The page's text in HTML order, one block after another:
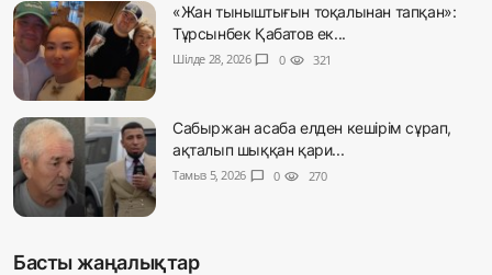
«Жан тыныштығын тоқалынан тапқан»:
Тұрсынбек Қабатов ек...
Шілде 28, 2026 chat_bubble 0 visibility 321
Сабыржан асаба елден кешірім сұрап,
ақталып шыққан қари...
Тамыз 5, 2026 chat_bubble 0 visibility 270
Басты жаңалықтар